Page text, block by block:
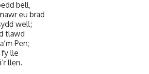
bell,
eu brad
well;
tlawd
Pen;
fy lle
llen.